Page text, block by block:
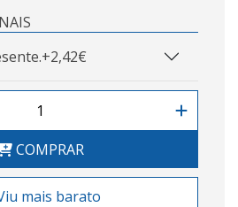
+2,42€
COMPRAR
mais barato